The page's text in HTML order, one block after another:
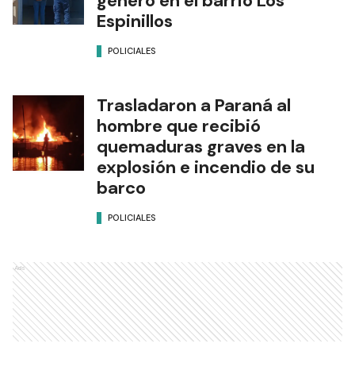
Espinillos
POLICIALES
Trasladaron a Paraná al
hombre que recibió
quemaduras graves en la
explosión e incendio de su
barco
POLICIALES
Ads